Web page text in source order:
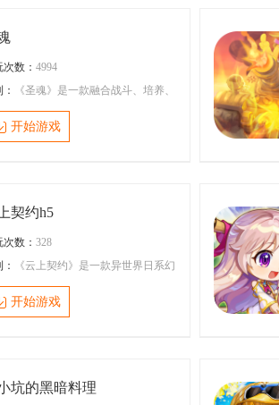
数： 4994
《圣魂》是一款融合战斗、培养、
布阵和策略技巧，以休闲的剧情和挂
图玩法为核心体验，随玩随停又轻松
开始游戏
契约h5
数： 328
《云上契约》是一款异世界日系幻
在远古时期，强大的龙族率领其他生
括人类对大陆进行开拓与发展。到了
久龙族的踪迹，此举激发了举国的寻
潮。国王便立下契约称率先找到龙的
开始游戏
坑的黑暗料理